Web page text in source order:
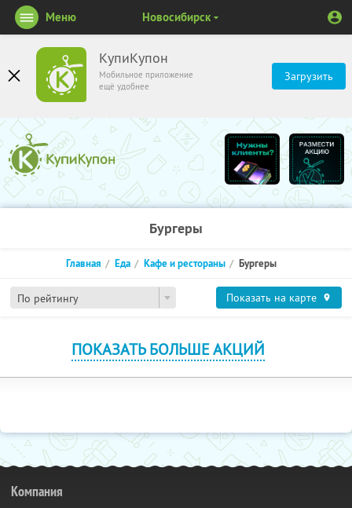
КупиКупон
Мобильное приложение
ещё удобнее
Загрузить
Меню Новосибирск
Бургеры
По рейтингу
Главная Еда Кафе и рестораны Бургеры
Показать на карте
ПОКАЗАТЬ БОЛЬШЕ АКЦИЙ
Компания